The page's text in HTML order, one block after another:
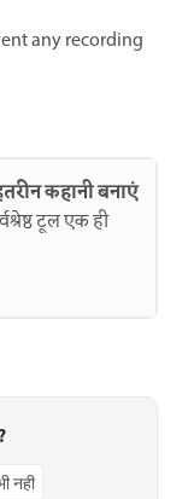
any recording
कहानी बनाएं
टूल एक ही
नहीं